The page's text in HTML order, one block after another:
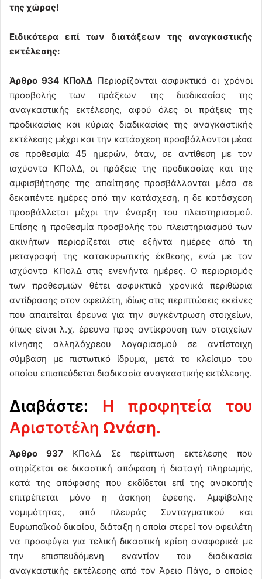
της χώρας!
Ειδικότερα επί των διατάξεων της αναγκαστικής
εκτέλεσης:
Άρθρο 934 ΚΠολΔ Περιορίζονται ασφυκτικά οι χρόνοι
προσβολής των πράξεων της διαδικασίας της
αναγκαστικής εκτέλεσης, αφού όλες οι πράξεις της
προδικασίας και κύριας διαδικασίας της αναγκαστικής
εκτέλεσης μέχρι και την κατάσχεση προσβάλλονται μέσα
σε προθεσμία 45 ημερών, όταν, σε αντίθεση με τον
ισχύοντα ΚΠολΔ, οι πράξεις της προδικασίας και της
αμφισβήτησης της απαίτησης προσβάλλονται μέσα σε
δεκαπέντε ημέρες από την κατάσχεση, η δε κατάσχεση
προσβάλλεται μέχρι την έναρξη του πλειστηριασμού.
Επίσης η προθεσμία προσβολής του πλειστηριασμού των
ακινήτων περιορίζεται στις εξήντα ημέρες από τη
μεταγραφή της κατακυρωτικής έκθεσης, ενώ με τον
ισχύοντα ΚΠολΔ στις ενενήντα ημέρες. Ο περιορισμός
των προθεσμιών θέτει ασφυκτικά χρονικά περιθώρια
αντίδρασης στον οφειλέτη, ιδίως στις περιπτώσεις εκείνες
που απαιτείται έρευνα για την συγκέντρωση στοιχείων,
όπως είναι λ.χ. έρευνα προς αντίκρουση των στοιχείων
κίνησης αλληλόχρεου λογαριασμού σε αντίστοιχη
σύμβαση με πιστωτικό ίδρυμα, μετά το κλείσιμο του
οποίου επισπεύδεται διαδικασία αναγκαστικής εκτέλεσης.
Διαβάστε:
Η προφητεία του
Αριστοτέλη Ωνάση.
Άρθρο 937 ΚΠολΔ Σε περίπτωση εκτέλεσης που
στηρίζεται σε δικαστική απόφαση ή διαταγή πληρωμής,
κατά της απόφασης που εκδίδεται επί της ανακοπής
επιτρέπεται μόνο η άσκηση έφεσης. Αμφίβολης
νομιμότητας, από πλευράς Συνταγματικού και
Ευρωπαϊκού δικαίου, διάταξη η οποία στερεί τον οφειλέτη
να προσφύγει για τελική δικαστική κρίση αναφορικά με
την επισπευδόμενη εναντίον του διαδικασία
αναγκαστικής εκτέλεσης από τον Άρειο Πάγο, ο οποίος